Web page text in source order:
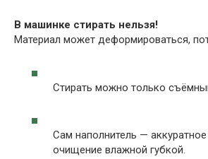
В машинке стирать нельзя!
Материал может деформироваться,
Стирать можно только
Сам наполнитель —
очищение влажной губкой.